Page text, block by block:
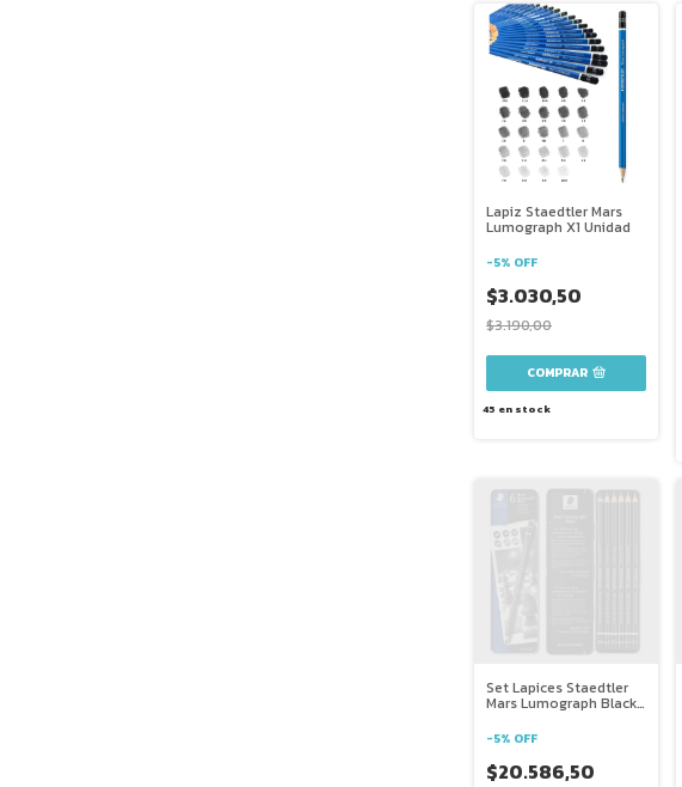
Lapiz Staedtler Mars
Lumograph X1 Unidad
-5% OFF
$3.030,50
$3.190,00
COMPRAR
45 en stock
Set Lapices Staedtler
Mars Lumograph Black
-5% OFF
$20.586,50